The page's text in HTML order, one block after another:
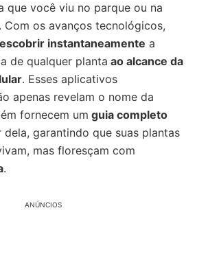
que você viu no parque ou na
Com os avanços tecnológicos,
instantaneamente a
de qualquer planta ao alcance da
. Esses aplicativos
apenas revelam o nome da
fornecem um guia completo
garantindo que suas plantas
mas floresçam com
.
ANÚNCIOS